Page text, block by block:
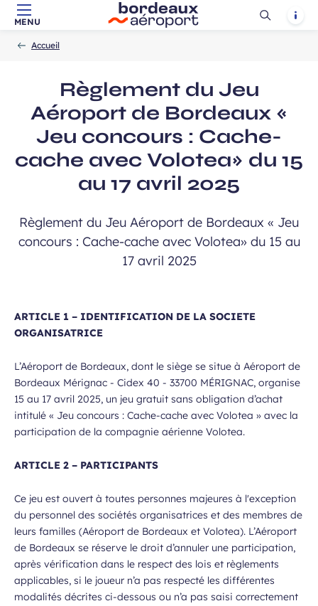
Aller au contenu principal
Aller à la navigation
Aller à la
MENU
Ouvrir
Accueil
Règlement du Jeu
Aéroport de Bordeaux «
Jeu concours : Cache-
cache avec Volotea» du 15
au 17 avril 2025
Règlement du Jeu Aéroport de Bordeaux « Jeu
concours : Cache-cache avec Volotea» du 15 au
17 avril 2025
ARTICLE 1 – IDENTIFICATION DE LA SOCIETE
ORGANISATRICE
L’Aéroport de Bordeaux, dont le siège se situe à Aéroport de
Bordeaux Mérignac - Cidex 40 - 33700 MÉRIGNAC, organise
15 au 17 avril 2025, un jeu gratuit sans obligation d’achat
intitulé « Jeu concours : Cache-cache avec Volotea » avec la
participation de la compagnie aérienne Volotea.
ARTICLE 2 – PARTICIPANTS
Ce jeu est ouvert à toutes personnes majeures à l'exception
du personnel des sociétés organisatrices et des membres de
leurs familles (Aéroport de Bordeaux et Volotea). L’Aéroport
de Bordeaux se réserve le droit d’annuler une participation,
après vérification dans le respect des lois et règlements
applicables, si le joueur n’a pas respecté les différentes
modalités décrites ci-dessous ou n’a pas saisi correctement